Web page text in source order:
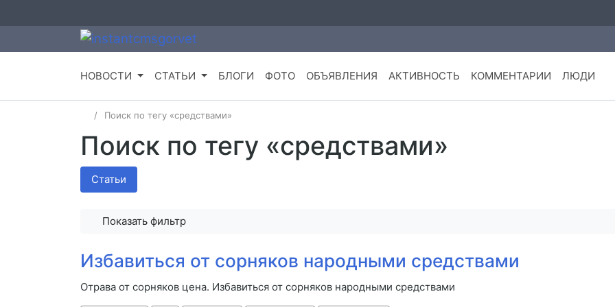
НОВОСТИ СТАТЬИ БЛОГИ ФОТО ОБЪЯВЛЕНИЯ АКТИВНОСТЬ КОММЕНТАРИИ ЛЮДИ
Поиск по тегу «средствами»
Поиск по тегу «средствами»
Статьи
Показать фильтр
Избавиться от сорняков народными средствами
Отрава от сорняков цена. Избавиться от сорняков народными средствами